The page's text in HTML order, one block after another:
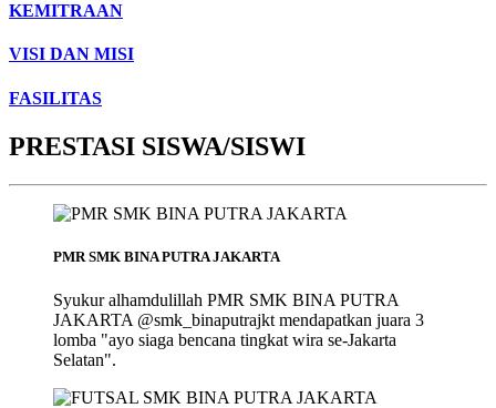
KEMITRAAN
VISI DAN MISI
FASILITAS
PRESTASI SISWA/SISWI
PMR SMK BINA PUTRA JAKARTA
Syukur alhamdulillah PMR SMK BINA PUTRA
JAKARTA @smk_binaputrajkt mendapatkan juara 3
lomba "ayo siaga bencana tingkat wira se-Jakarta
Selatan".